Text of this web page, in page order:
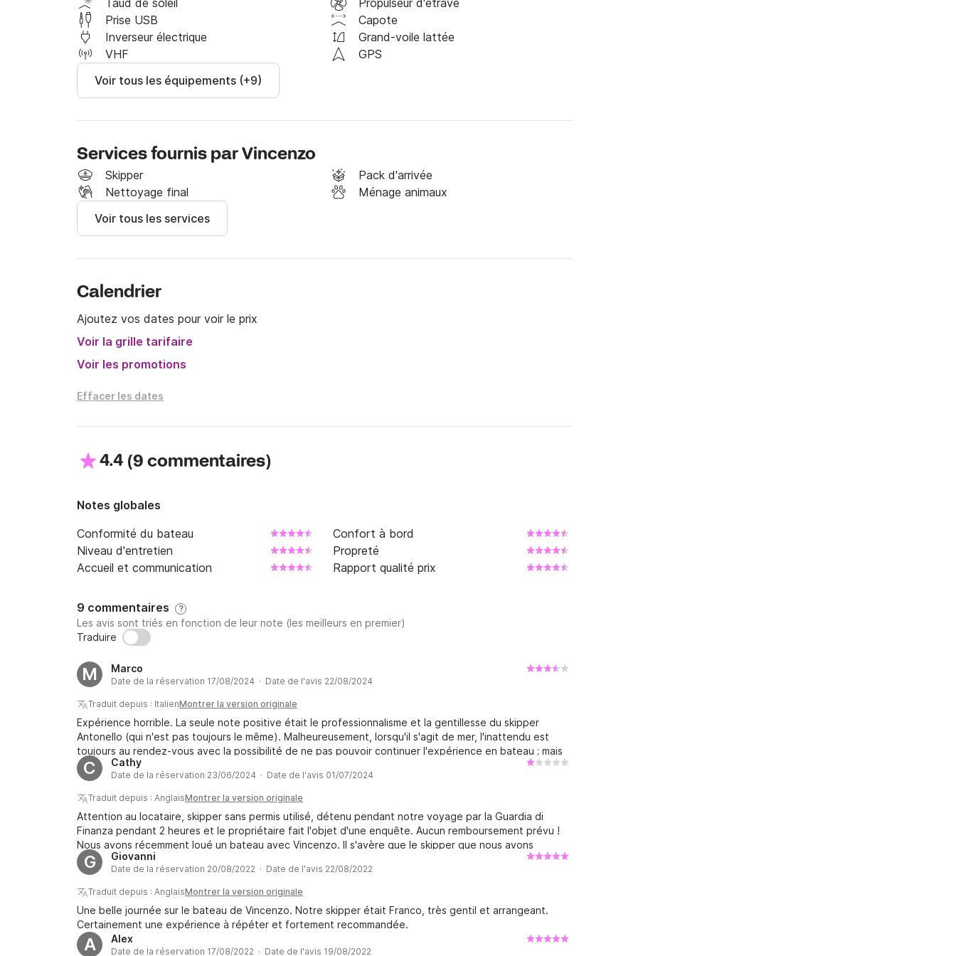
À bientôt!
Taud de soleil
Propulseur d'étrave
Prise USB
Capote
Inverseur électrique
Grand-voile lattée
VHF
GPS
Voir tous les équipements (+9)
Services fournis par Vincenzo
Skipper
Pack d'arrivée
Nettoyage final
Ménage animaux
Voir tous les services
Calendrier
Ajoutez vos dates pour voir le prix
Voir la grille tarifaire
Voir les promotions
Effacer les dates
4.4 (9 commentaires)
Notes globales
Conformité du bateau
Confort à bord
Niveau d'entretien
Propreté
Accueil et communication
Rapport qualité prix
9 commentaires ?
Les avis sont triés en fonction de leur note (les meilleurs en premier)
Traduire
M Marco
Date de la réservation 17/08/2024 · Date de l'avis 22/08/2024
Traduit depuis : ItalienMontrer la version originale
Expérience horrible. La seule note positive était le professionnalisme et la gentillesse du skipper
Antonello (qui n'est pas toujours le même). Malheureusement, lorsqu'il s'agit de mer, l'inattendu est
toujours au rendez-vous avec la possibilité de ne pas pouvoir continuer l'expérience en bateau ; mais
ce qui distingue un bon service d'un mauvais service, c'est la gestion du soi-disant service après-
vente. Dans ce cas, comme prévu au début, c'est très mauvais.
C Cathy
Date de la réservation 23/06/2024 · Date de l'avis 01/07/2024
Traduit depuis : AnglaisMontrer la version originale
Attention au locataire, skipper sans permis utilisé, détenu pendant notre voyage par la Guardia di
Finanza pendant 2 heures et le propriétaire fait l'objet d'une enquête. Aucun remboursement prévu !
Nous avons récemment loué un bateau avec Vincenzo. Il s'avère que le skipper que nous avons
embauché avec le bateau n'était pas légalement autorisé à être notre skipper. J'aurais dû me douter
que quelque chose n'allait pas lorsqu'à l'enregistrement, qui était totalement sommaire dans une porte
banalisée sans signalisation ni communication préalable pour les trouver ou trouver le bateau, j'ai vu
pas notre groupe de 4 plus 1 skipper. Le gars de l'enregistrement m'a dit que tout allait bien mais m'a
assuré de ne pas m'inquiéter, "c'était un vrai skipper". Après environ une heure de navigation, la
Guardia di Finanza s'est attachée à notre bateau et nous a retenus pendant près de deux heures. Ils
G Giovanni
Date de la réservation 20/08/2022 · Date de l'avis 22/08/2022
Traduit depuis : AnglaisMontrer la version originale
Une belle journée sur le bateau de Vincenzo. Notre skipper était Franco, très gentil et arrangeant.
Certainement une expérience à répéter et fortement recommandée.
A Alex
Date de la réservation 17/08/2022 · Date de l'avis 19/08/2022